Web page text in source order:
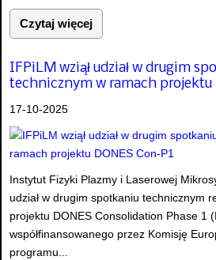
Czytaj więcej
IFPiLM wziął udział w drugim
technicznym w ramach projektu
17-10-2025
Instytut Fizyki Plazmy i Laserowej
udział w drugim spotkaniu technicznym
projektu DONES Consolidation Phase 1
współfinansowanego przez Komisję
programu...